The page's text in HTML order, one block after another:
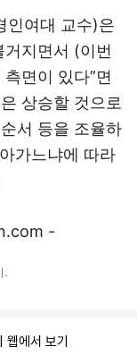
인여대 교수)은
지면서 (이번
면이 있다”면
상승할 것으로
서 등을 조율하
가느냐에 따라
-
.
에서 보기